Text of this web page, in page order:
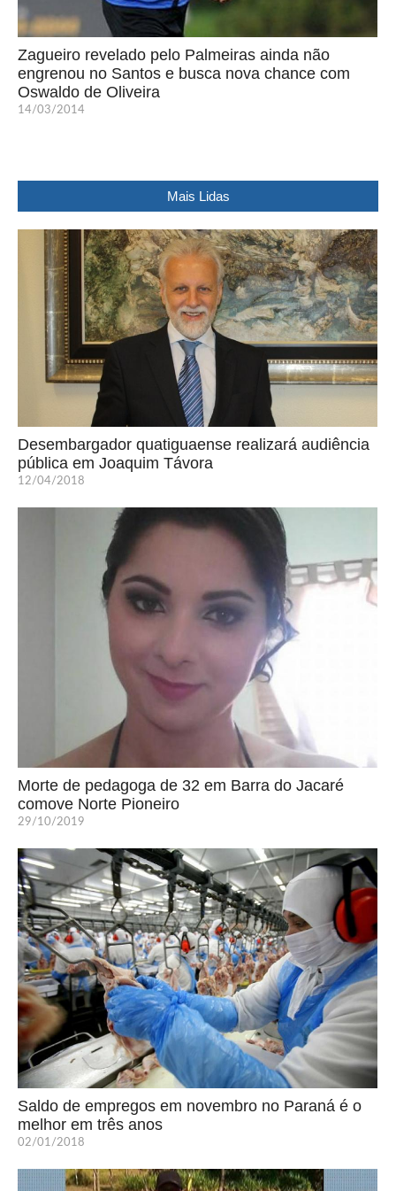
Zagueiro revelado pelo Palmeiras ainda não
engrenou no Santos e busca nova chance com
Oswaldo de Oliveira
14/03/2014
Mais Lidas
Desembargador quatiguaense realizará audiência
pública em Joaquim Távora
12/04/2018
Morte de pedagoga de 32 em Barra do Jacaré
comove Norte Pioneiro
29/10/2019
Saldo de empregos em novembro no Paraná é o
melhor em três anos
02/01/2018